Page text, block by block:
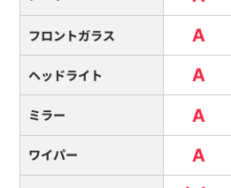
フロントガラス A
ヘッドライト A
ミラー A
ワイパー A